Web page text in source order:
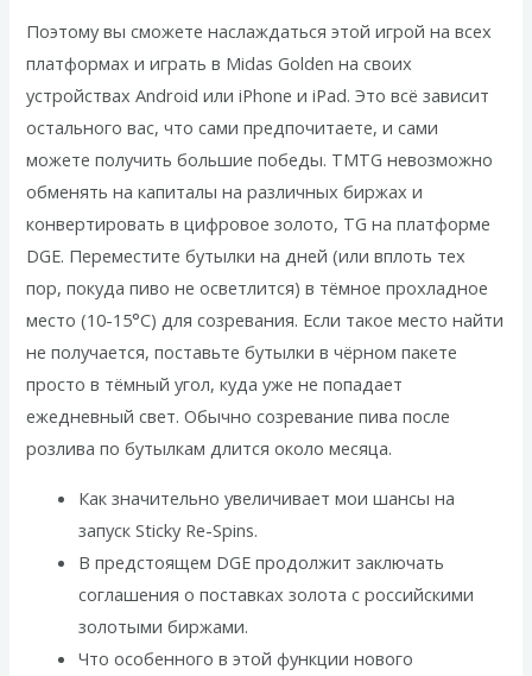
Поэтому вы сможете наслаждаться этой игрой на всех
платформах и играть в Midas Golden на своих
устройствах Android или iPhone и iPad. Это всё зависит
остального вас, что сами предпочитаете, и сами
можете получить большие победы. TMTG невозможно
обменять на капиталы на различных биржах и
конвертировать в цифровое золото, TG на платформе
DGE. Переместите бутылки на дней (или вплоть тех
пор, покуда пиво не осветлится) в тёмное прохладное
место (10-15°С) для созревания. Если такое место найти
не получается, поставьте бутылки в чёрном пакете
просто в тёмный угол, куда уже не попадает
ежедневный свет. Обычно созревание пива после
розлива по бутылкам длится около месяца.
Как значительно увеличивает мои шансы на
запуск Sticky Re-Spins.
В предстоящем DGE продолжит заключать
соглашения о поставках золота с российскими
золотыми биржами.
Что особенного в этой функции нового